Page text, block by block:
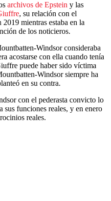
archivos de Epstein y las
, su relación con el
mientras estaba en la
de los noticieros.
Windsor consideraba
acostarse con ella cuando tenía
puede haber sido víctima
Windsor siempre ha
en su contra.
con el pederasta convicto lo
funciones reales, y en enero
reales.